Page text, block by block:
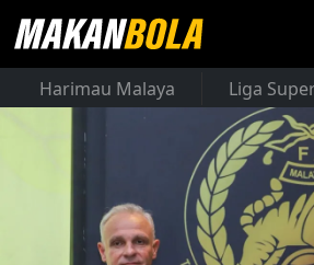
Harimau Malaya Liga